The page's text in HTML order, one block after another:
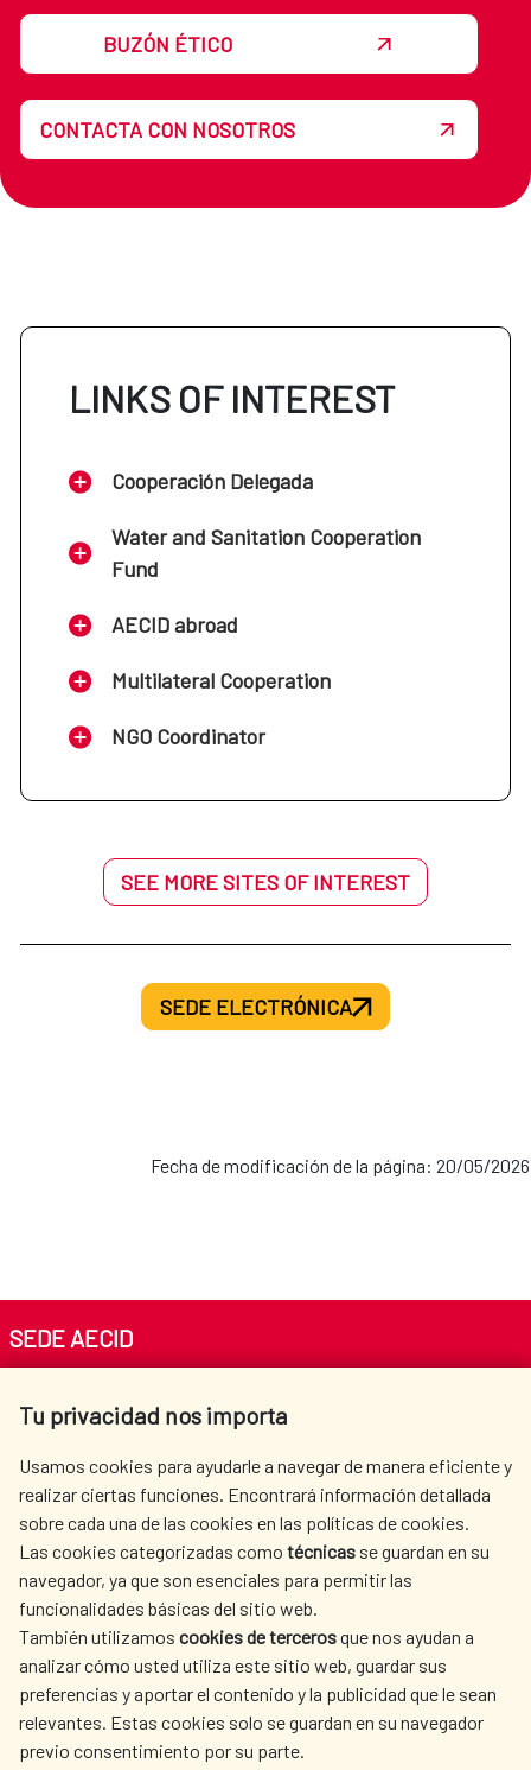
BUZÓN ÉTICO
CONTACTA CON NOSOTROS
LINKS OF INTEREST
Cooperación Delegada
Water and Sanitation Cooperation
Fund
AECID abroad
Multilateral Cooperation
NGO Coordinator
SEE MORE SITES OF INTEREST
SEDE ELECTRÓNICA
Fecha de modificación de la página: 20/05/2026
Tu privacidad nos importa
Usamos cookies para ayudarle a navegar de manera eficiente y
realizar ciertas funciones. Encontrará información detallada
sobre cada una de las cookies en las políticas de cookies.
Las cookies categorizadas como técnicas se guardan en su
navegador, ya que son esenciales para permitir las
funcionalidades básicas del sitio web.
También utilizamos cookies de tercerosque nos ayudan a
analizar cómo usted utiliza este sitio web, guardar sus
preferencias y aportar el contenido y la publicidad que le sean
relevantes. Estas cookies solo se guardan en su navegador
previo consentimiento por su parte.
SEDE AECID
Tel. +34 900 20 30 54​​​​​​​
AECID
WHERE DO WE COOPERATE?
SPANISH HUMANITARIAN
ACTION
PRESS ROOM
CULTURE AND SCIENCE LIBRARY